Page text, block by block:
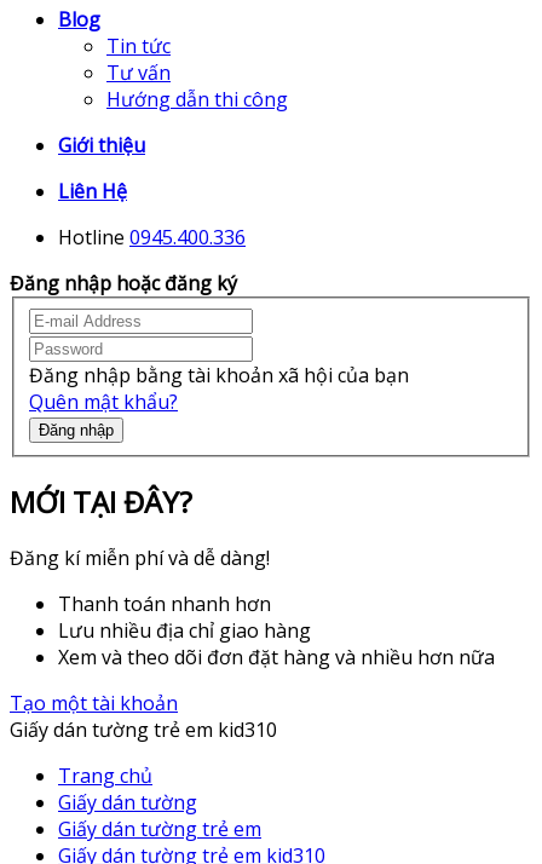
Blog
Tin tức
Tư vấn
Hướng dẫn thi công
Giới thiệu
Liên Hệ
Hotline 0945.400.336
Đăng nhập hoặc đăng ký
Đăng nhập bằng tài khoản xã hội của bạn
Quên mật khẩu?
Đăng nhập
MỚI TẠI ĐÂY?
Đăng kí miễn phí và dễ dàng!
Thanh toán nhanh hơn
Lưu nhiều địa chỉ giao hàng
Xem và theo dõi đơn đặt hàng và nhiều hơn nữa
Tạo một tài khoản
Giấy dán tường trẻ em kid310
Trang chủ
Giấy dán tường
Giấy dán tường trẻ em
Giấy dán tường trẻ em kid310